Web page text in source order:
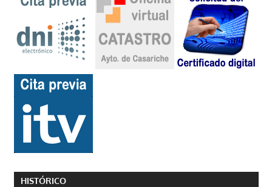
HISTÓRICO